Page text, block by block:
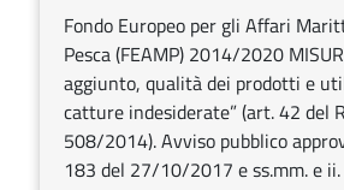
Fondo Europeo per gli Affari
Pesca (FEAMP) 2014/2020
aggiunto, qualità dei prodotti e
catture indesiderate” (art. 42 del
508/2014). Avviso pubblico
183 del 27/10/2017 e ss.mm. e